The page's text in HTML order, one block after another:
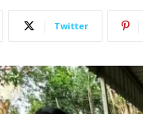
Twitter